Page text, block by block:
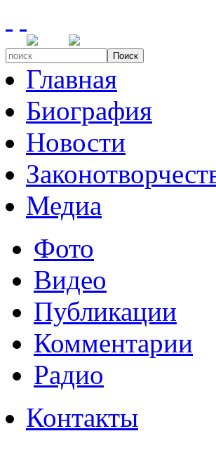
Поиск
Главная
Биография
Новости
Медиа
Фото
Видео
Публикации
Комментарии
Радио
Контакты